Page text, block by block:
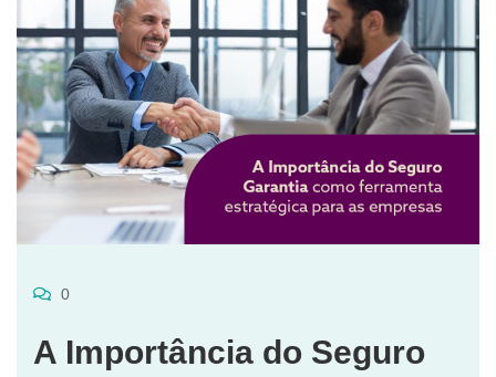
0
A Importância do Seguro